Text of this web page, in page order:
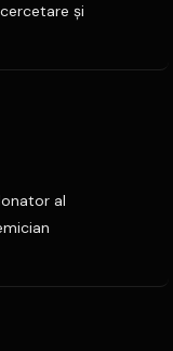
şi
al